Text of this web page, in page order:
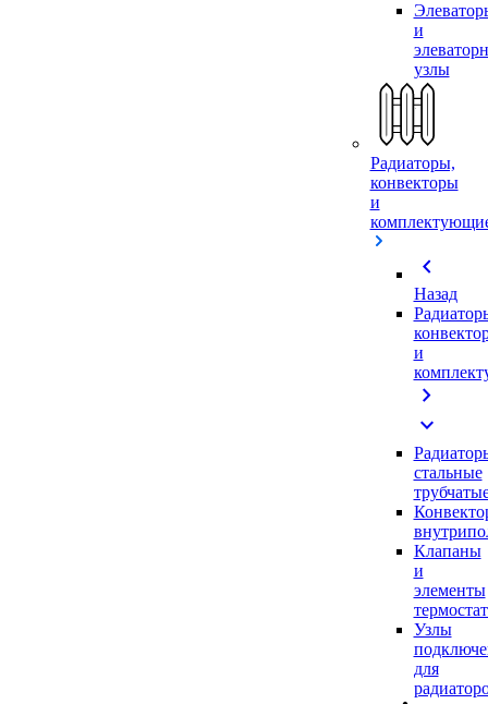
и
узлы
Радиаторы,
конвекторы
и
chevron_left
Назад
и
chevron_right
expand_more
стальные
Клапаны
и
элементы
Узлы
для